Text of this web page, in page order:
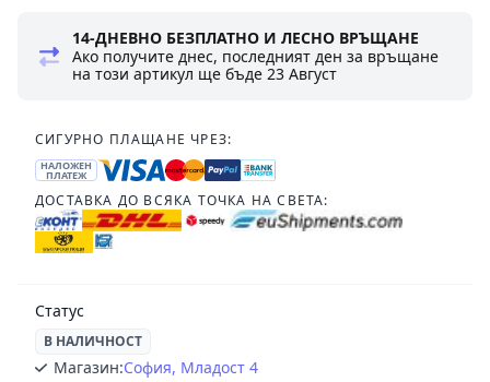
14-ДНЕВНО БЕЗПЛАТНО И ЛЕСНО ВРЪЩАНЕ
Ако получите днес, последният ден за връщане
на този артикул ще бъде23 Август
СИГУРНО ПЛАЩАНЕ ЧРЕЗ:
НАЛОЖЕН
ПЛАТЕЖ
ДОСТАВКА ДО ВСЯКА ТОЧКА НА СВЕТА:
Статус
В НАЛИЧНОСТ
Магазин:София, Младост 4